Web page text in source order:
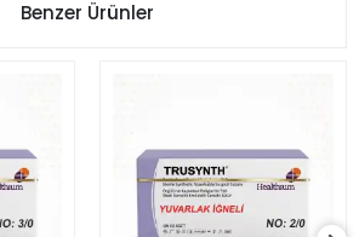
Benzer Ürünler